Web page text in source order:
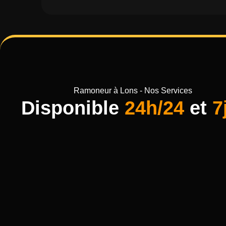
Ramoneur à Lons - Nos Services
Disponible 24h/24 et